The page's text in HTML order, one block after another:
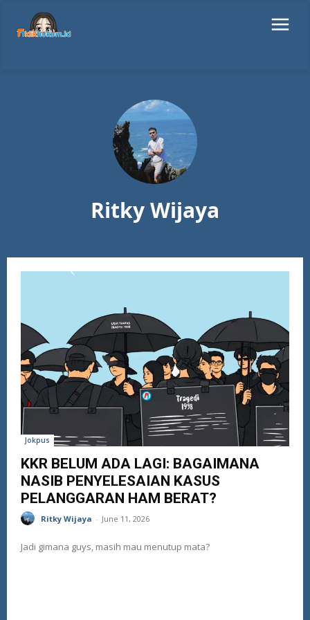
Ritky Wijaya
Jokpus
KKR BELUM ADA LAGI: BAGAIMANA
NASIB PENYELESAIAN KASUS
PELANGGARAN HAM BERAT?
Ritky Wijaya - June 11, 2026
Jadi gimana guys, masih mau menutup mata?